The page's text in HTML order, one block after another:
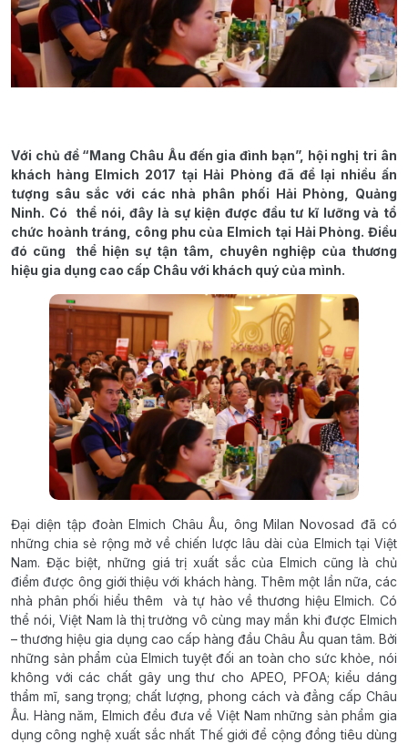
Với chủ đề “Mang Châu Âu đến gia đình bạn”, hội nghị tri ân
khách hàng Elmich 2017 tại Hải Phòng đã để lại nhiều ấn
tượng sâu sắc với các nhà phân phối Hải Phòng, Quảng
Ninh. Có thể nói, đây là sự kiện được đầu tư kĩ lưỡng và tổ
chức hoành tráng, công phu của Elmich tại Hải Phòng. Điều
đó cũng thể hiện sự tận tâm, chuyên nghiệp của thương
hiệu gia dụng cao cấp Châu với khách quý của mình.
Đại diện tập đoàn Elmich Châu Âu, ông Milan Novosad đã có
những chia sẻ rộng mở về chiến lược lâu dài của Elmich tại Việt
Nam. Đặc biệt, những giá trị xuất sắc của Elmich cũng là chủ
điểm được ông giới thiệu với khách hàng. Thêm một lần nữa, các
nhà phân phối hiểu thêm và tự hào về thương hiệu Elmich. Có
thể nói, Việt Nam là thị trường vô cùng may mắn khi được Elmich
– thương hiệu gia dụng cao cấp hàng đầu Châu Âu quan tâm. Bởi
những sản phẩm của Elmich tuyệt đối an toàn cho sức khỏe, nói
không với các chất gây ung thư cho APEO, PFOA; kiểu dáng
thẩm mĩ, sang trọng; chất lượng, phong cách và đẳng cấp Châu
Âu. Hàng năm, Elmich đều đưa về Việt Nam những sản phẩm gia
dụng công nghệ xuất sắc nhất Thế giới để cộng đồng tiêu dùng